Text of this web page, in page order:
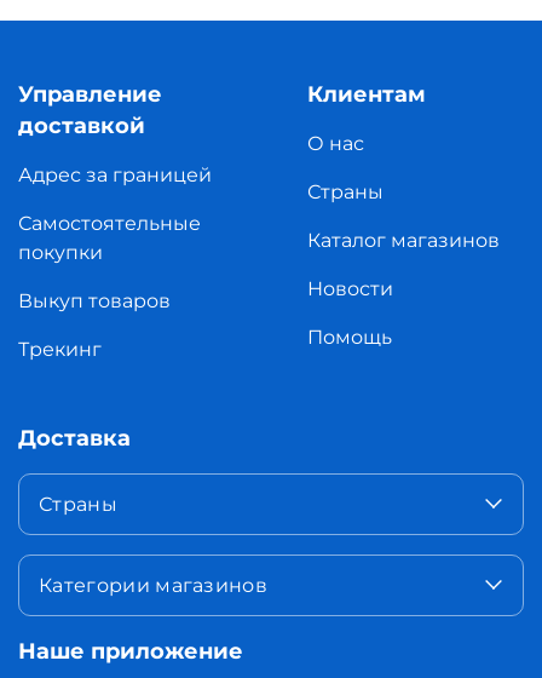
Управление
доставкой
Адрес за границей
Самостоятельные
покупки
Выкуп товаров
Трекинг
Клиентам
О нас
Страны
Каталог магазинов
Новости
Помощь
Доставка
Страны
Категории магазинов
Наше приложение